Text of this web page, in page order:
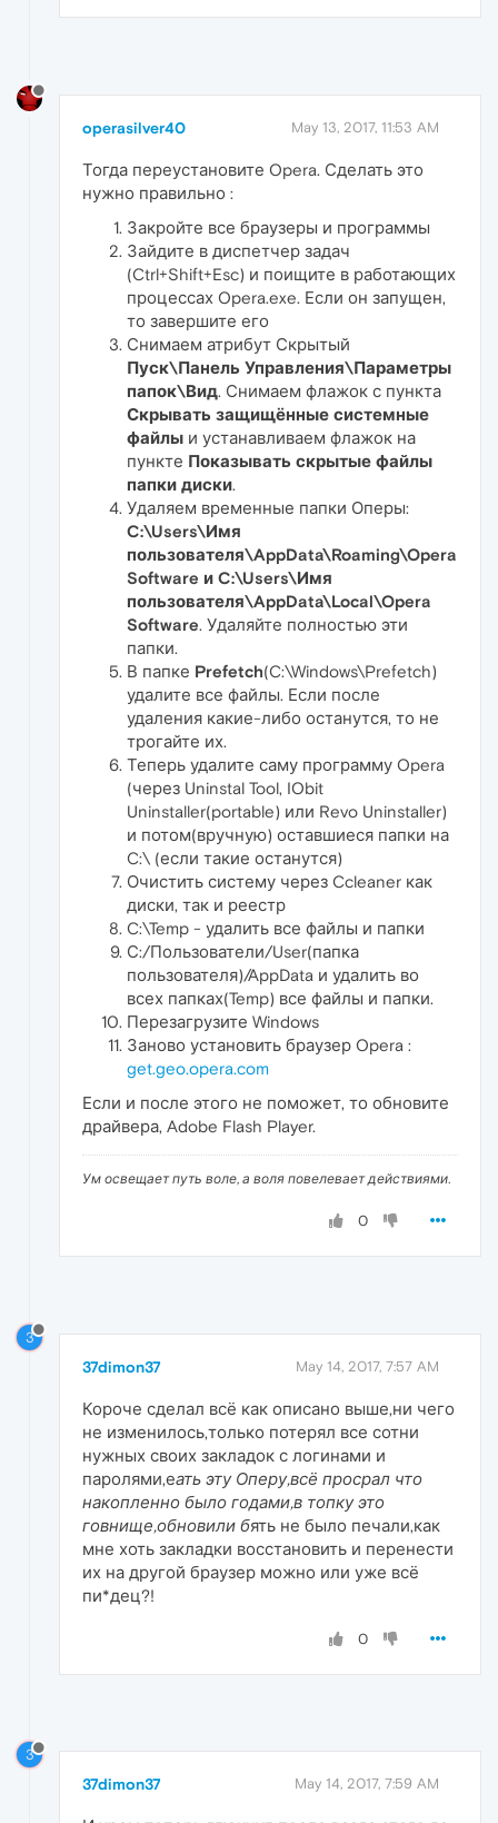
operasilver40 May 13, 2017, 11:53 AM
Тогда переустановите Opera. Сделать это
нужно правильно :
Закройте все браузеры и программы
Зайдите в диспетчер задач
(Ctrl+Shift+Esc) и поищите в работающих
процессах Opera.exe. Если он запущен,
то завершите его
Снимаем атрибут Скрытый
Пуск\Панель Управления\Параметры
папок\Вид. Снимаем флажок с пункта
Скрывать защищённые системные
файлы и устанавливаем флажок на
пункте Показывать скрытые файлы
папки диски.
Удаляем временные папки Оперы:
C:\Users\Имя
пользователя\AppData\Roaming\Opera
Software и C:\Users\Имя
пользователя\AppData\Local\Opera
Software. Удаляйте полностью эти
папки.
В папке Prefetch(C:\Windows\Prefetch)
удалите все файлы. Если после
удаления какие-либо останутся, то не
трогайте их.
Теперь удалите саму программу Opera
(через Uninstal Tool, IObit
Uninstaller(portable) или Revo Uninstaller)
и потом(вручную) оставшиеся папки на
C:\ (если такие останутся)
Очистить систему через Ccleaner как
диски, так и реестр
C:\Temp - удалить все файлы и папки
С:/Пользователи/User(папка
пользователя)/AppData и удалить во
всех папках(Temp) все файлы и папки.
Перезагрузите Windows
Заново установить браузер Opera :
get.geo.opera.com
Если и после этого не поможет, то обновите
драйвера, Adobe Flash Player.
Ум освещает путь воле, а воля повелевает действиями.
0
3
37dimon37 May 14, 2017, 7:57 AM
Короче сделал всё как описано выше,ни чего
не изменилось,только потерял все сотни
нужных своих закладок с логинами и
паролями,еать эту Оперу,всё просрал что
накопленно было годами,в топку это
говнище,обновили бять не было печали,как
мне хоть закладки восстановить и перенести
их на другой браузер можно или уже всё
пи*дец?!
0
3
37dimon37 May 14, 2017, 7:59 AM